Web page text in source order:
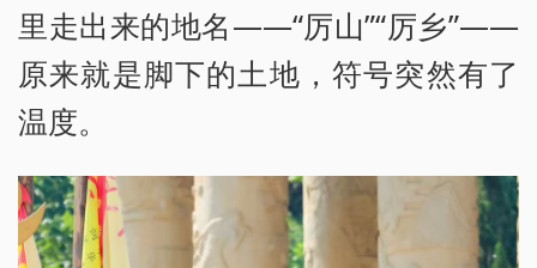
里走出来的地名——“厉山”“厉乡”——
原来就是脚下的土地，符号突然有了
温度。